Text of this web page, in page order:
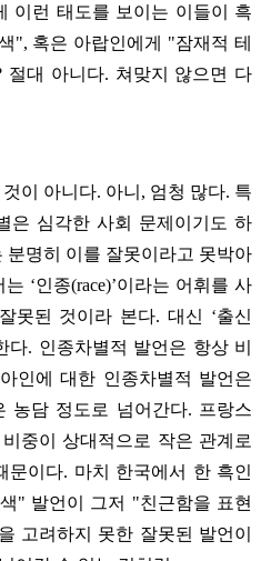
이런 태도를 보이는 이들이 흑
", 혹은 아랍인에게 "잠재적 테
절대 아니다. 쳐맞지 않으면 다
이 아니다. 아니, 엄청 많다. 특
은 심각한 사회 문제이기도 하
분명히 이를 잘못이라고 못박아
‘인종(race)’이라는 어휘를 사
못된 것이라 본다. 대신 ‘출신
다. 인종차별적 발언은 항상 비
인에 대한 인종차별적 발언은
농담 정도로 넘어간다. 프랑스
중이 상대적으로 작은 관계로
문이다. 마치 한국에서 한 흑인
" 발언이 그저 "친근함을 표현
고려하지 못한 잘못된 발언이